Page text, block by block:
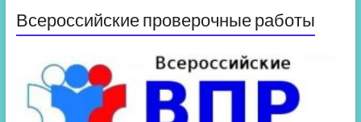
Всероссийские проверочные работы